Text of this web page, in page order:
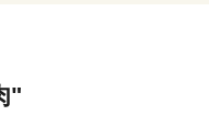
場する大人（おおひ
"